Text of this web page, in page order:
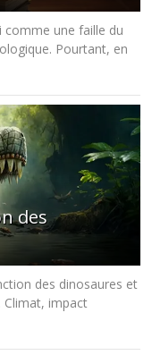
comme une faille du
Pourtant, en
des
des dinosaures et
Climat, impact